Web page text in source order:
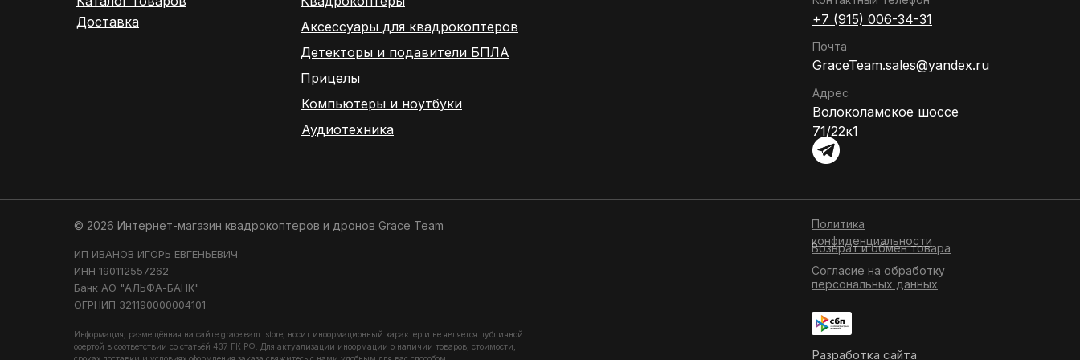
Политика
конфиденциальности
© 2026 Интернет-магазин квадрокоптеров и дронов Grace Team
Информация, размещённая на сайте graceteam. store, носит информационный характер и не является публичной
офертой в соответствии со статьёй 437 ГК РФ. Для актуализации информации о наличии товаров, стоимости,
Доставка
Аксессуары для квадрокоптеров
Детекторы и подавители БПЛА
Прицелы
Компьютеры и ноутбуки
Аудиотехника
Почта
Адрес
Волоколамское шоссе
71/22к1
GraceTeam.sales@yandex.ru
+7 (915) 006-34-31
ИП ИВАНОВ ИГОРЬ ЕВГЕНЬЕВИЧ
ИНН 190112557262
Банк АО "АЛЬФА-БАНК"
ОГРНИП 321190000004101
Возврат и обмен товара
Согласие на обработку
персональных данных
Разработка сайта